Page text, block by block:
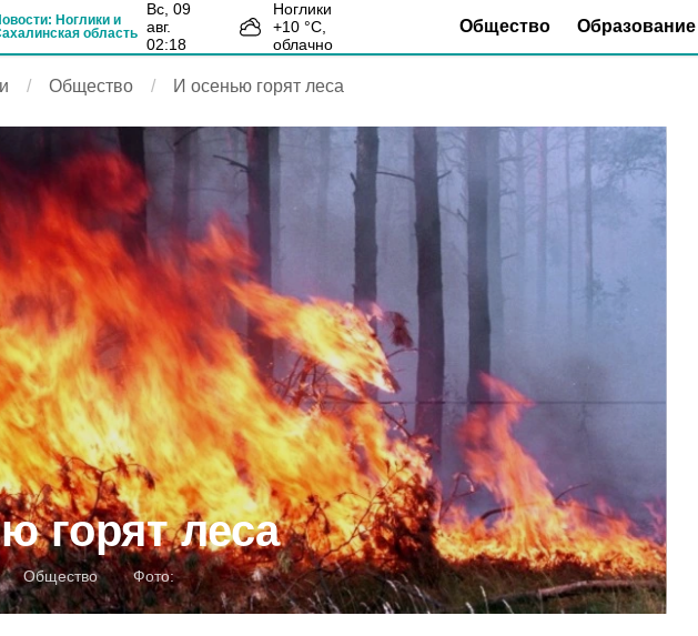
Ноглики и
область
вс, 09
авг.
02:18
Ноглики
+10 °С,
облачно
Общество Образование
Общество И осенью горят леса
горят леса
Общество Фото: